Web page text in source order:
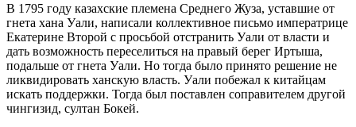
В 1795 году казахские племена Среднего Жуза, уставшие от
гнета хана Уали, написали коллективное письмо императрице
Екатерине Второй с просьбой отстранить Уали от власти и
дать возможность переселиться на правый берег Иртыша,
подальше от гнета Уали. Но тогда было принято решение не
ликвидировать ханскую власть. Уали побежал к китайцам
искать поддержки. Тогда был поставлен соправителем другой
чингизид, султан Бокей.